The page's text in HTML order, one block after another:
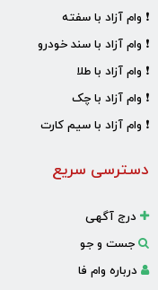
❗ وام آزاد با سفته
❗ وام آزاد با سند خودرو
❗ وام آزاد با طلا
❗ وام آزاد با چک
❗ وام آزاد با سیم کارت
دسترسی سریع
درج آگهی
جست و جو
درباره وام فا